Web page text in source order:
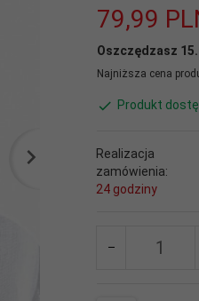
79,99
Oszczędzasz
Najniższa cena
Produkt
Realizacja
zamówienia:
24 godziny